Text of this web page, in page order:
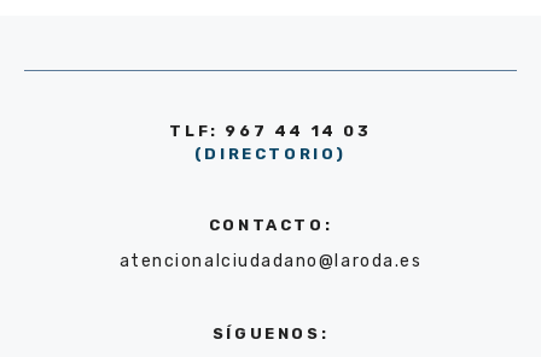
TLF: 967 44 14 03
(DIRECTORIO)
CONTACTO:
atencionalciudadano@laroda.es
SÍGUENOS: